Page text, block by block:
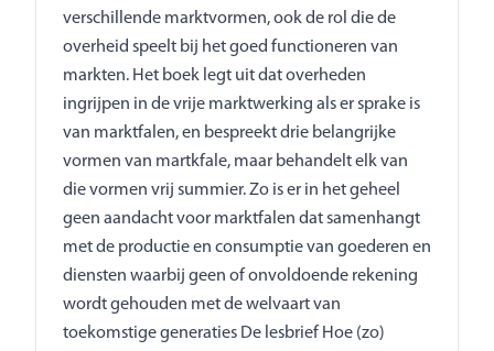
verschillende marktvormen, ook de rol die de
overheid speelt bij het goed functioneren van
markten. Het boek legt uit dat overheden
ingrijpen in de vrije marktwerking als er sprake is
van marktfalen, en bespreekt drie belangrijke
vormen van martkfale, maar behandelt elk van
die vormen vrij summier. Zo is er in het geheel
geen aandacht voor marktfalen dat samenhangt
met de productie en consumptie van goederen en
diensten waarbij geen of onvoldoende rekening
wordt gehouden met de welvaart van
toekomstige generaties De lesbrief Hoe (zo)